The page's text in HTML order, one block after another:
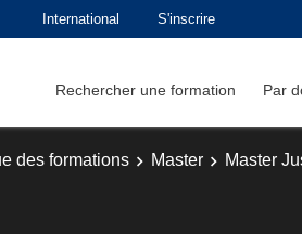
International S'inscrire
Rechercher une formation Par
des formations Master Master